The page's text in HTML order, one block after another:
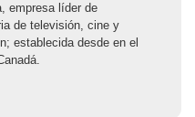
empresa líder de
de televisión, cine y
establecida desde en el